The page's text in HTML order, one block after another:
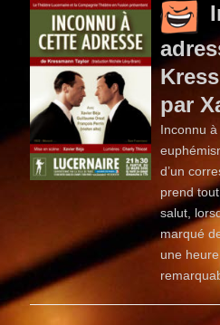
par
Inconnu
d’un
prend
salut,
marqué
une